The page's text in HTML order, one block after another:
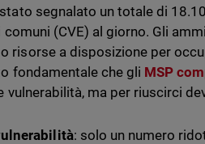
segnalato un totale di
(CVE) al giorno. Gli
risorse a disposizione per
fondamentale che gli MSP
vulnerabilità, ma per riuscirci
: solo un numero